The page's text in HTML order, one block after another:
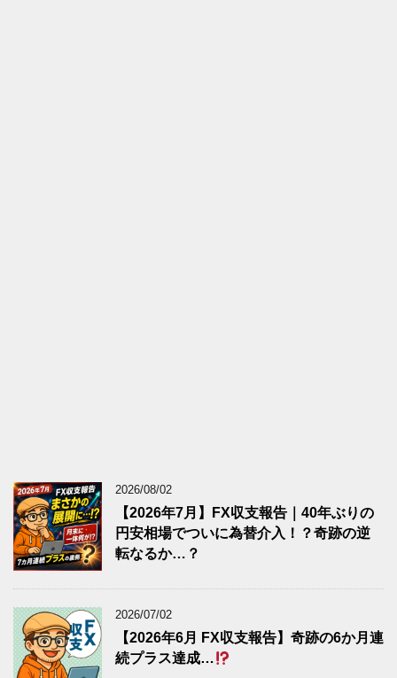
2026/08/02
【2026年7月】FX収支報告｜40年ぶりの
円安相場でついに為替介入！？奇跡の逆
転なるか…？
2026/07/02
【2026年6月 FX収支報告】奇跡の6か月連
続プラス達成…